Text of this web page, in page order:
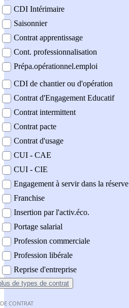
CDI Intérimaire
Saisonnier
Contrat apprentissage
Cont. professionnalisation
Prépa.opérationnel.emploi
CDI de chantier ou d'opération
Contrat d'Engagement Educatif
Contrat intermittent
Contrat pacte
Contrat d'usage
CUI - CAE
CUI - CIE
Engagement à servir dans la réserve
Franchise
Insertion par l'activ.éco.
Portage salarial
Profession commerciale
Profession libérale
Reprise d'entreprise
de types de contrat
CONTRAT